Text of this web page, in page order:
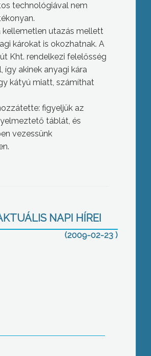
technológiával nem
kellemetlen utazás mellett
károkat is okozhatnak. A
Kht. rendelkezi felelősség
így akinek anyagi kára
kátyú miatt, számíthat
figyeljük az
táblát, és
vezessünk
NAPI HÍREI
(2009-02-23 )